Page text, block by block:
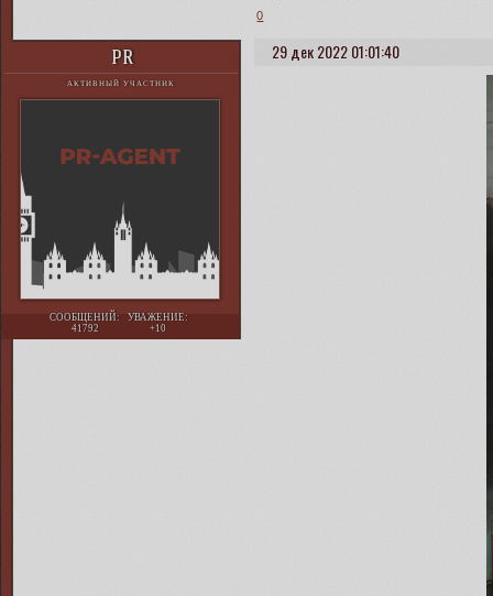
0
29 дек 2022 01:01:40
PR
АКТИВНЫЙ УЧАСТНИК
СООБЩЕНИЙ:
41792
УВАЖЕНИЕ:
+10